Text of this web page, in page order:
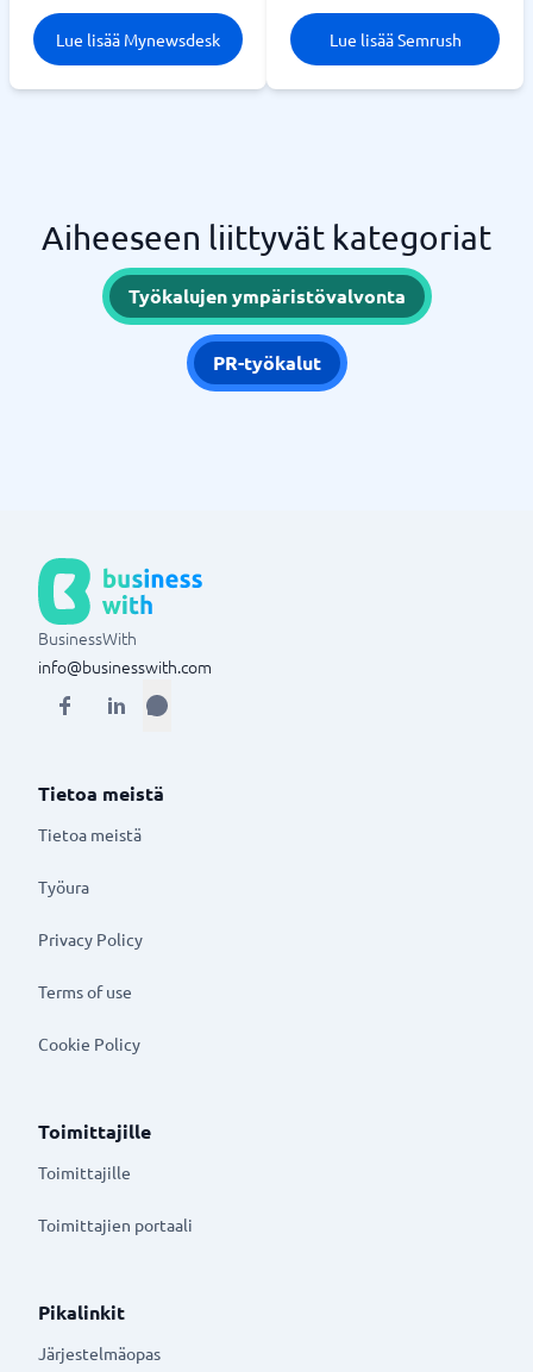
Lue lisää Mynewsdesk Lue lisää Semrush
Aiheeseen liittyvät kategoriat
Työkalujen ympäristövalvonta
PR-työkalut
BusinessWith
info@businesswith.com
Tietoa meistä
Tietoa meistä
Työura
Privacy Policy
Terms of use
Cookie Policy
Toimittajille
Toimittajille
Toimittajien portaali
Pikalinkit
Järjestelmäopas